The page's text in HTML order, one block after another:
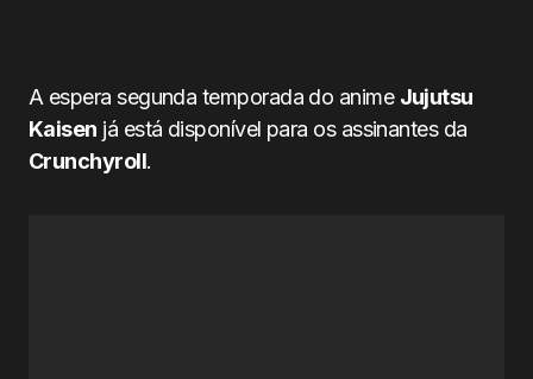
A espera segunda temporada do anime Jujutsu
Kaisen já está disponível para os assinantes da
Crunchyroll.